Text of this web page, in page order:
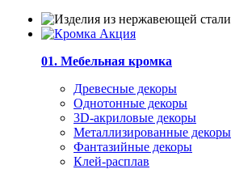
01. Мебельная кромка
Древесные декоры
Однотонные декоры
3D-акриловые декоры
Металлизированные декоры
Фантазийные декоры
Клей-расплав